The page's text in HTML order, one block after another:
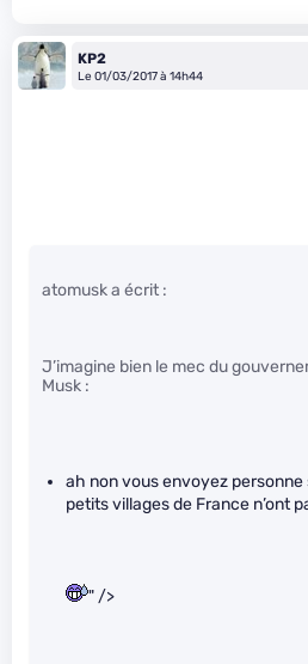
KP2
Le 01/03/2017 à 14h44
atomusk a écrit :
J’imagine bien le mec du
Musk :
ah non vous envoyez personne
petits villages de France n’ont
" />